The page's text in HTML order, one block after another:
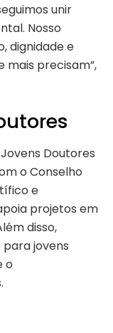
unir
Nosso
dignidade e
precisam”,
Doutores
o Conselho
e
projetos em
disso,
jovens
o